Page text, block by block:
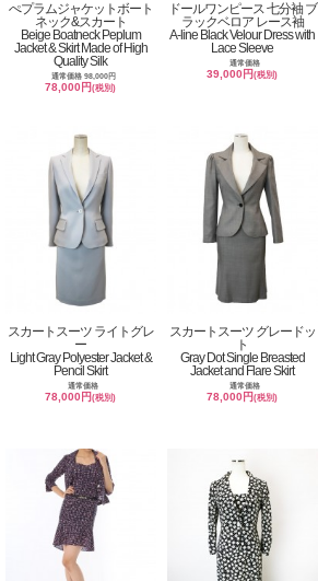
ぺプラムジャケットボート
ネック&スカート
Beige Boatneck Peplum
Jacket & Skirt Made of High
Quality Silk
通常価格 98,000円
78,000円(税別)
ドールワンピース 七分袖 ブ
ラックベロア レース袖
A-line Black Velour Dress with
Lace Sleeve
通常価格
39,000円(税別)
スカートスーツ ライトグレ
ー
Light Gray Polyester Jacket &
Pencil Skirt
通常価格
78,000円(税別)
スカートスーツ グレードッ
ト
Gray Dot Single Breasted
Jacket and Flare Skirt
通常価格
78,000円(税別)